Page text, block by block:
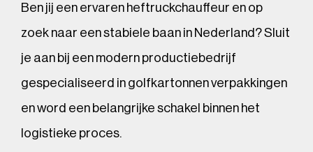
Ben jij een ervaren heftruckchauffeur en op
zoek naar een stabiele baan in Nederland? Sluit
je aan bij een modern productiebedrijf
gespecialiseerd in golfkartonnen verpakkingen
en word een belangrijke schakel binnen het
logistieke proces.